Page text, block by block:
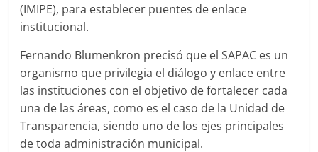
(IMIPE), para establecer puentes de enlace
institucional.
Fernando Blumenkron precisó que el SAPAC es un
organismo que privilegia el diálogo y enlace entre
las instituciones con el objetivo de fortalecer cada
una de las áreas, como es el caso de la Unidad de
Transparencia, siendo uno de los ejes principales
de toda administración municipal.